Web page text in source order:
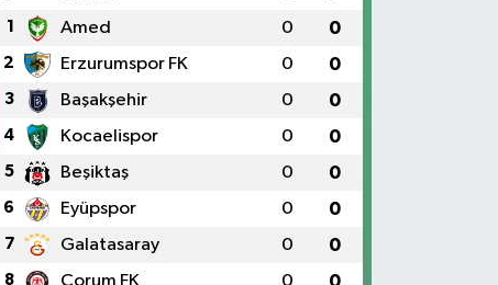
1 Amed 0 0
2 Erzurumspor FK 0 0
3 Başakşehir 0 0
4 Kocaelispor 0 0
5 Beşiktaş 0 0
6 Eyüpspor 0 0
7 Galatasaray 0 0
8 Çorum FK 0 0